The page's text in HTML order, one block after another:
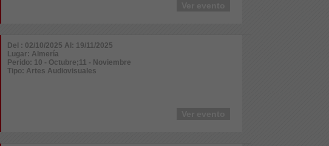
Del : 02/10/2025 Al: 19/11/2025
Lugar: Almería
Perido: 10 - Octubre;11 - Noviembre
Tipo: Artes Audiovisuales